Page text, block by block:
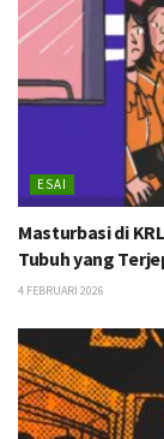
ESAI
Masturbasi di
Tubuh yang
4 FEBRUARI 2026